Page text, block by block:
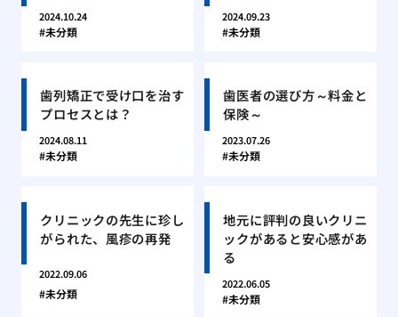
2024.10.24
未分類
2024.09.23
未分類
歯列矯正で受け口を治す
プロセスとは？
2024.08.11
未分類
歯医者の選び方～料金と
保険～
2023.07.26
未分類
クリニックの先生に珍し
がられた、風疹の再発
2022.09.06
未分類
地元に評判の良いクリニ
ックがあると安心感があ
る
2022.06.05
未分類